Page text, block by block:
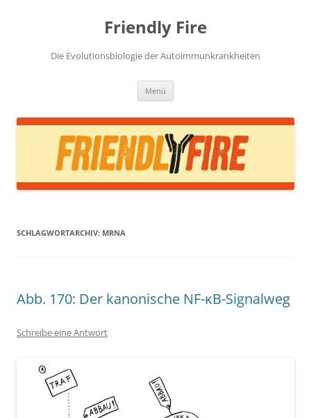
Friendly Fire
Die Evolutionsbiologie der Autoimmunkrankheiten
Menü
SCHLAGWORTARCHIV: MRNA
Abb. 170: Der kanonische NF-κB-Signalweg
Schreibe eine Antwort